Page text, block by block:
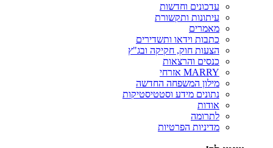
עדכונים וחדשות
עיתונות ותקשורת
מאמרים
כתבות וידאו ותשדירים
הצעות חוק, חקיקה ובג"ץ
כנסים והרצאות
MARRY אזרחי
מילון המשפחה החדשה
נתונים מידע וסטטיסטיקות
אודות
לתרומה
מדיניות הפרטיות